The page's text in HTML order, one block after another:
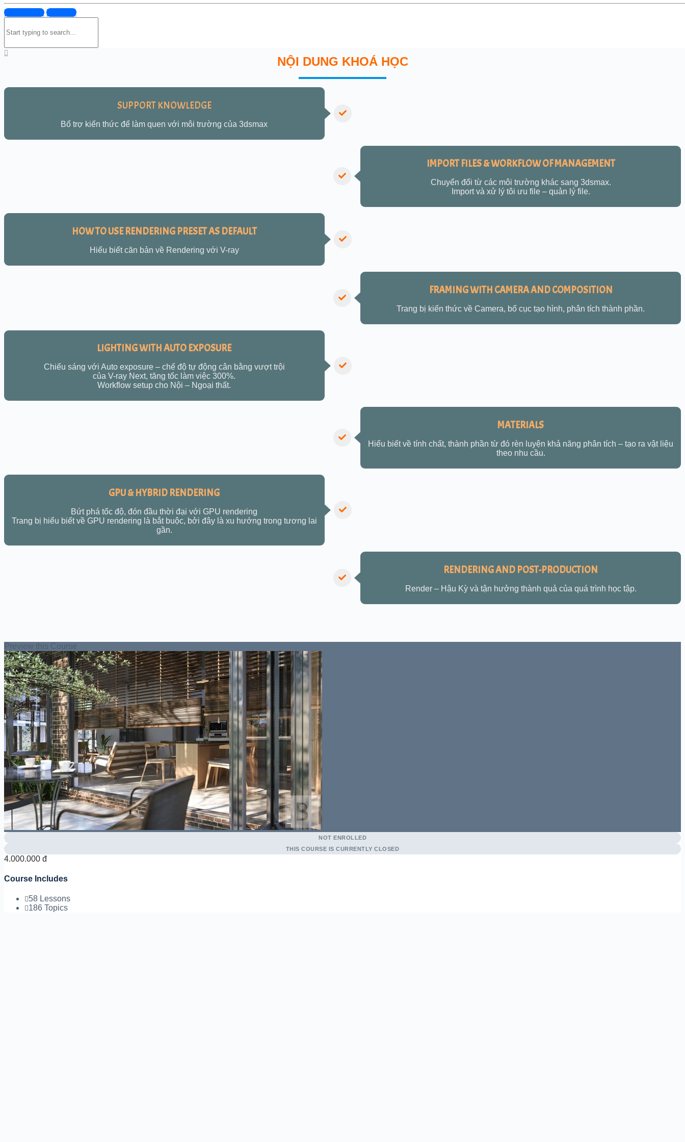
Đăng nhập Đăng ký
for:
Nếu bạn thuộc 1 trong 5 nhóm đối tượng trên, thì CÒN CHẦN CHỪ GÌ NỮA, ĐÂY LÀ KHOÁ HỌC PHÙ HỢP VỚI BẠN.
NỘI DUNG KHOÁ HỌC
SUPPORT KNOWLEDGE
Bổ trợ kiến thức để làm quen với môi trường của 3dsmax
IMPORT FILES & WORKFLOW OF MANAGEMENT
Chuyển đổi từ các môi trường khác sang 3dsmax.
Import và xử lý tôi ưu file – quản lý file.
HOW TO USE RENDERING PRESET AS DEFAULT
Hiểu biết căn bản về Rendering với V-ray
FRAMING WITH CAMERA AND COMPOSITION
Trang bị kiến thức về Camera, bố cục tạo hình, phân tích thành phần.
LIGHTING WITH AUTO EXPOSURE
Chiếu sáng với Auto exposure – chế độ tự động cân bằng vượt trội
của V-ray Next, tăng tốc làm việc 300%.
Workflow setup cho Nội – Ngoại thất.
MATERIALS
Hiểu biết về tính chất, thành phần từ đó rèn luyện khả năng phân tích – tạo ra vật liệu
theo nhu cầu.
GPU & HYBRID RENDERING
Bứt phá tốc độ, đón đầu thời đại với GPU rendering
Trang bị hiểu biết về GPU rendering là bắt buộc, bởi đây là xu hướng trong tương lai
gần.
RENDERING AND POST-PRODUCTION
Render – Hậu Kỳ và tận hưởng thành quả của quá trình học tập.
Preview this Course
NOT ENROLLED
THIS COURSE IS CURRENTLY CLOSED
4.000.000 đ
Course Includes
58 Lessons
186 Topics